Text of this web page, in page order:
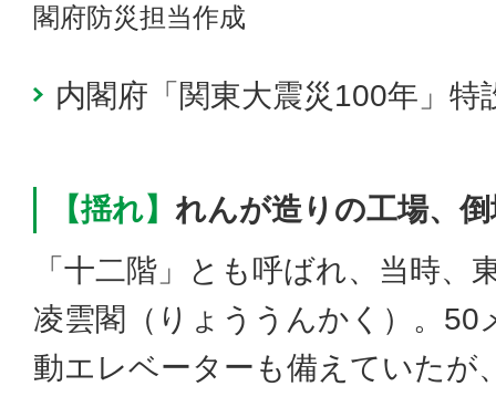
閣府防災担当作成
内閣府「関東大震災100年」特
【揺れ】 れんが造りの工場、
「十二階」とも呼ばれ、当時
凌雲閣（りょううんかく）。50
動エレベーターも備えていたが